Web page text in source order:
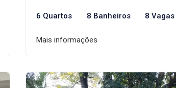
6 Quartos 8 Banheiros 8 Vagas
Mais informações